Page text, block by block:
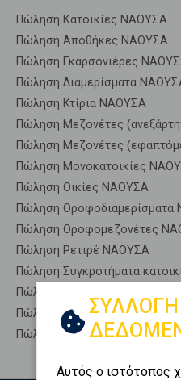
Πώληση Κατοικίες ΝΑΟΥΣΑ
Πώληση Αποθήκες ΝΑΟΥΣΑ
Πώληση Γκαρσονιέρες
Πώληση Διαμερίσματα
Πώληση Κτίρια ΝΑΟΥΣΑ
Πώληση Μεζονέτες
Πώληση Μεζονέτες
Πώληση Μονοκατοικίες
Πώληση Οικίες ΝΑΟΥΣΑ
Πώληση
Πώληση Οροφομεζονέτες
Πώληση Ρετιρέ ΝΑΟΥΣΑ
Πώληση Συγκροτήματα
Πώληση Υπόγεια ΝΑΟΥΣΑ
Πώληση Υπόσκαφα ΝΑΟΥΣΑ
Πώληση Υπολ. υψουν ΝΑΟΥΣΑ
ΣΥΛΛΟΓΗ
Αυτός ο ιστότοπος